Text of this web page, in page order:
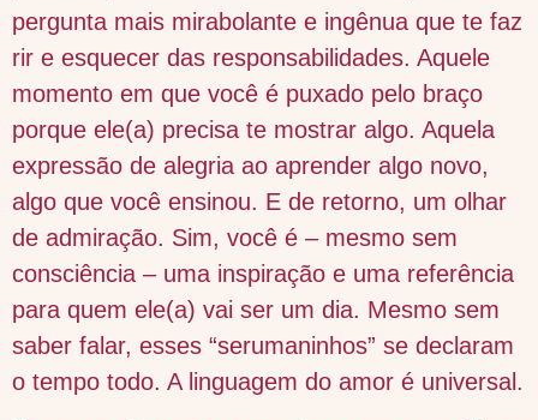
pergunta mais mirabolante e ingênua que te faz
rir e esquecer das responsabilidades. Aquele
momento em que você é puxado pelo braço
porque ele(a) precisa te mostrar algo. Aquela
expressão de alegria ao aprender algo novo,
algo que você ensinou. E de retorno, um olhar
de admiração. Sim, você é – mesmo sem
consciência – uma inspiração e uma referência
para quem ele(a) vai ser um dia. Mesmo sem
saber falar, esses “serumaninhos” se declaram
o tempo todo. A linguagem do amor é universal.